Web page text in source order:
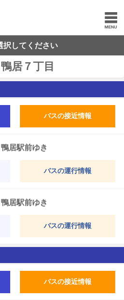
択してください
鴨居７丁目
バスの接近情報
居駅前ゆき
バスの運行情報
居駅前ゆき
バスの運行情報
バスの接近情報